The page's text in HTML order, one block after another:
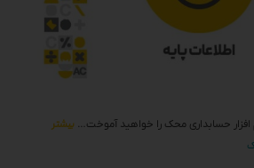
افزار حسابداری محک را خواهید آموخت… بیشتر